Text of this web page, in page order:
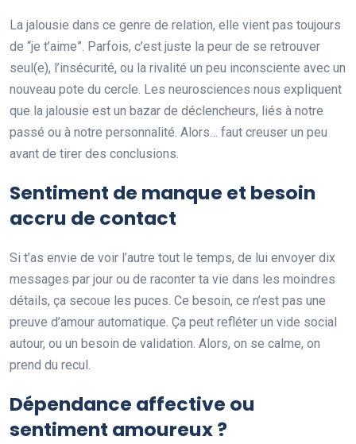
La jalousie dans ce genre de relation, elle vient pas toujours
de “je t’aime”. Parfois, c’est juste la peur de se retrouver
seul(e), l’insécurité, ou la rivalité un peu inconsciente avec un
nouveau pote du cercle. Les neurosciences nous expliquent
que la jalousie est un bazar de déclencheurs, liés à notre
passé ou à notre personnalité. Alors… faut creuser un peu
avant de tirer des conclusions.
Sentiment de manque et besoin
accru de contact
Si t’as envie de voir l’autre tout le temps, de lui envoyer dix
messages par jour ou de raconter ta vie dans les moindres
détails, ça secoue les puces. Ce besoin, ce n’est pas une
preuve d’amour automatique. Ça peut refléter un vide social
autour, ou un besoin de validation. Alors, on se calme, on
prend du recul.
Dépendance affective ou
sentiment amoureux ?